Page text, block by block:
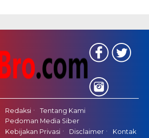
Redaksi
Tentang Kami
Pedoman Media Siber
Kebijakan Privasi
Disclaimer Kontak